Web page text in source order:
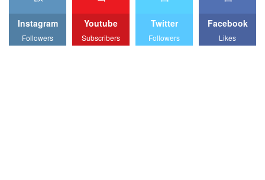
Facebook
Likes
Twitter
Followers
Youtube
Subscribers
Instagram
Followers